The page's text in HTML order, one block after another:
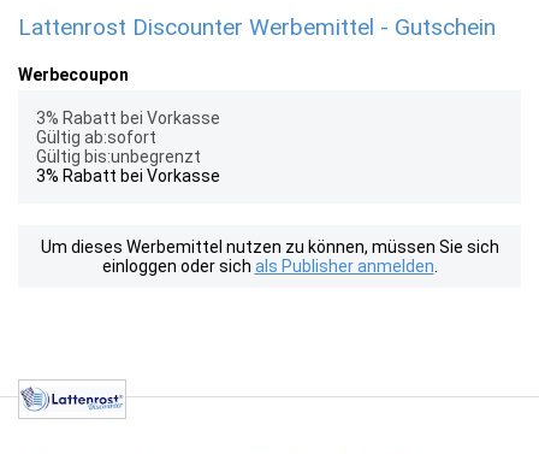
Lattenrost Discounter Werbemittel - Gutschein
Werbecoupon
3% Rabatt bei Vorkasse
Gültig ab:sofort
Gültig bis:unbegrenzt
3% Rabatt bei Vorkasse
Um dieses Werbemittel nutzen zu können, müssen Sie sich
einloggen oder sich als Publisher anmelden